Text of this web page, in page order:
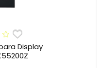
Display